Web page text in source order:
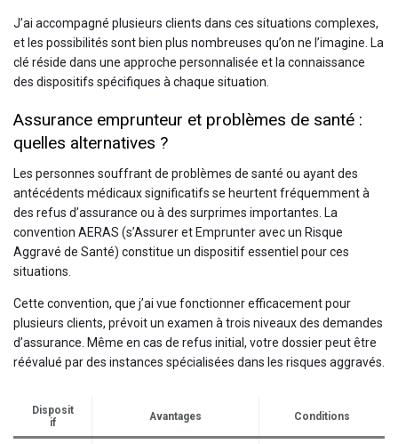
J’ai accompagné plusieurs clients dans ces situations complexes,
et les possibilités sont bien plus nombreuses qu’on ne l’imagine. La
clé réside dans une approche personnalisée et la connaissance
des dispositifs spécifiques à chaque situation.
Assurance emprunteur et problèmes de santé :
quelles alternatives ?
Les personnes souffrant de problèmes de santé ou ayant des
antécédents médicaux significatifs se heurtent fréquemment à
des refus d’assurance ou à des surprimes importantes. La
convention AERAS (s’Assurer et Emprunter avec un Risque
Aggravé de Santé) constitue un dispositif essentiel pour ces
situations.
Cette convention, que j’ai vue fonctionner efficacement pour
plusieurs clients, prévoit un examen à trois niveaux des demandes
d’assurance. Même en cas de refus initial, votre dossier peut être
réévalué par des instances spécialisées dans les risques aggravés.
Disposit
if
Avantages Conditions